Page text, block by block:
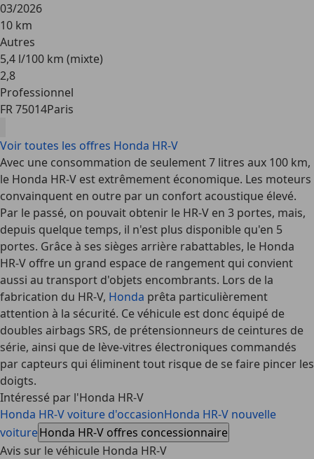
03/2026
10 km
Autres
5,4 l/100 km (mixte)
2,8
Professionnel
FR 75014Paris
Voir toutes les offres Honda HR-V
Avec une consommation de seulement 7 litres aux 100 km,
le Honda HR-V est extrêmement économique. Les moteurs
convainquent en outre par un confort acoustique élevé.
Par le passé, on pouvait obtenir le HR-V en 3 portes, mais,
depuis quelque temps, il n'est plus disponible qu'en 5
portes. Grâce à ses sièges arrière rabattables, le Honda
HR-V offre un grand espace de rangement qui convient
aussi au transport d'objets encombrants. Lors de la
fabrication du HR-V, Honda prêta particulièrement
attention à la sécurité. Ce véhicule est donc équipé de
doubles airbags SRS, de prétensionneurs de ceintures de
série, ainsi que de lève-vitres électroniques commandés
par capteurs qui éliminent tout risque de se faire pincer les
doigts.
Intéressé par l'Honda HR-V
Honda HR-V voiture d'occasionHonda HR-V nouvelle
voitureHonda HR-V offres concessionnaire
Avis sur le véhicule Honda HR-V